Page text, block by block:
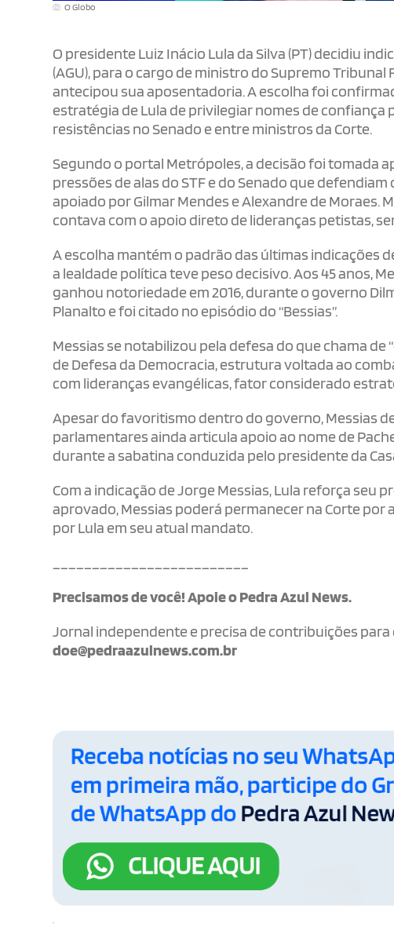
O Globo
O presidente Luiz Inácio Lula da Silva (PT) decidiu
(AGU), para o cargo de ministro do Supremo
antecipou sua aposentadoria. A escolha foi
estratégia de Lula de privilegiar nomes de confiança
resistências no Senado e entre ministros da Corte.
Segundo o portal Metrópoles, a decisão foi tomada
pressões de alas do STF e do Senado que
apoiado por Gilmar Mendes e Alexandre de Moraes.
contava com o apoio direto de lideranças petistas,
A escolha mantém o padrão das últimas indicações
a lealdade política teve peso decisivo. Aos 45 anos,
ganhou notoriedade em 2016, durante o governo
Planalto e foi citado no episódio do “Bessias”.
Messias se notabilizou pela defesa do que chama
de Defesa da Democracia, estrutura voltada ao
com lideranças evangélicas, fator considerado
Apesar do favoritismo dentro do governo, Messias
parlamentares ainda articula apoio ao nome de
durante a sabatina conduzida pelo presidente da
Com a indicação de Jorge Messias, Lula reforça seu
aprovado, Messias poderá permanecer na Corte
por Lula em seu atual mandato.
Precisamos de você! Apoie o Pedra Azul News.
Jornal independente e precisa de contribuições
doe@pedraazulnews.com.br